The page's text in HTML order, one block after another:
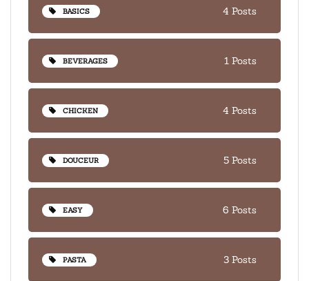
BASICS 4 Posts
BEVERAGES 1 Posts
CHICKEN 4 Posts
DOUCEUR 5 Posts
EASY 6 Posts
PASTA 3 Posts